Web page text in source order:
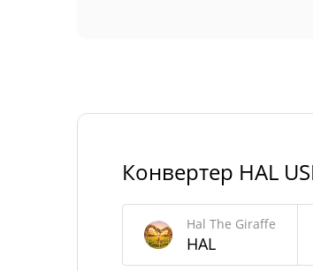
предложение
1
Hal The Giraffe Рыночная
Конвертер HAL
Hal The Giraffe
HAL